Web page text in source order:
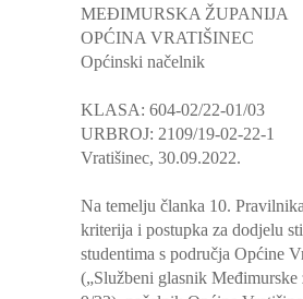
MEĐIMURSKA ŽUPANIJA
OPĆINA VRATIŠINEC
Općinski načelnik
KLASA: 604-02/22-01/03
URBROJ: 2109/19-02-22-1
Vratišinec, 30.09.2022.
Na temelju članka 10.
kriterija i postupka za dodjelu
studentima s područja Općine
(„Službeni glasnik Međimurske